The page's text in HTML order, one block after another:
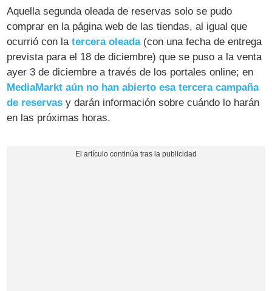
Aquella segunda oleada de reservas solo se pudo
comprar en la página web de las tiendas, al igual que
ocurrió con latercera oleada(con una fecha de entrega
prevista para el 18 de diciembre) que se puso a la venta
ayer 3 de diciembre a través de los portales online; en
MediaMarkt aún no han abierto esa tercera campaña
de reservas y darán información sobre cuándo lo harán
en las próximas horas.